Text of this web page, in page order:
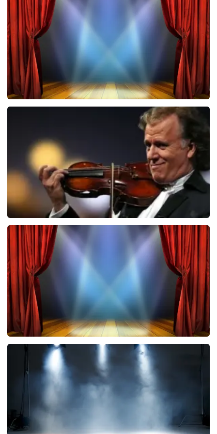
6648+reviews
BEKIJKEN
BEKIJKEN
Andre Rieu
5606+reviews
BEKIJKEN
Bokkenrijders
37 reviews
BEKIJKEN